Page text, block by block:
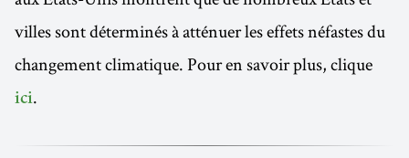
villes sont déterminés à atténuer les effets néfastes du
changement climatique. Pour en savoir plus, clique
ici.